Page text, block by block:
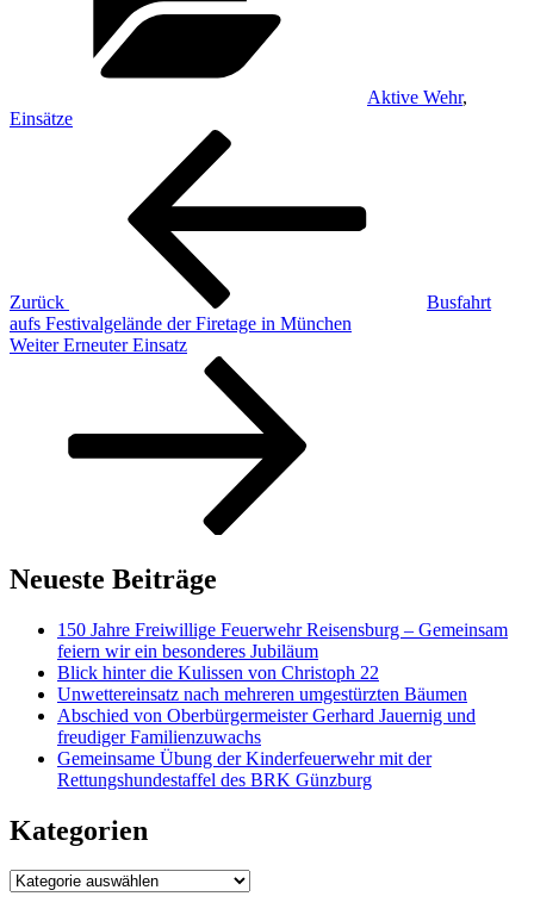
Aktive Wehr,
Einsätze
Beitragsnavigation
Zurück
Busfahrt
aufs Festivalgelände der Firetage in München
Nächster
Weiter Erneuter Einsatz
Neueste Beiträge
150 Jahre Freiwillige Feuerwehr Reisensburg – Gemeinsam
feiern wir ein besonderes Jubiläum
Blick hinter die Kulissen von Christoph 22
Unwettereinsatz nach mehreren umgestürzten Bäumen
Abschied von Oberbürgermeister Gerhard Jauernig und
freudiger Familienzuwachs
Gemeinsame Übung der Kinderfeuerwehr mit der
Rettungshundestaffel des BRK Günzburg
Kategorien
Kategorien